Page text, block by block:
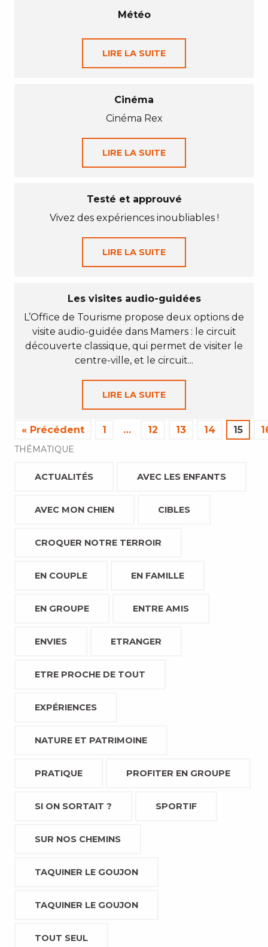
Météo
LIRE LA SUITE
Cinéma
Cinéma Rex
LIRE LA SUITE
Testé et approuvé
Vivez des expériences inoubliables !
LIRE LA SUITE
Les visites audio-guidées
L’Office de Tourisme propose deux options de
visite audio-guidée dans Mamers : le circuit
découverte classique, qui permet de visiter le
centre-ville, et le circuit...
LIRE LA SUITE
« Précédent 1 … 12 13 14 15
THÉMATIQUE
ACTUALITÉS AVEC LES ENFANTS
AVEC MON CHIEN CIBLES
CROQUER NOTRE TERROIR
EN COUPLE EN FAMILLE
EN GROUPE ENTRE AMIS
ENVIES ETRANGER
ETRE PROCHE DE TOUT
EXPÉRIENCES
NATURE ET PATRIMOINE
PRATIQUE PROFITER EN GROUPE
SI ON SORTAIT ? SPORTIF
SUR NOS CHEMINS
TAQUINER LE GOUJON
TAQUINER LE GOUJON
TOUT SEUL